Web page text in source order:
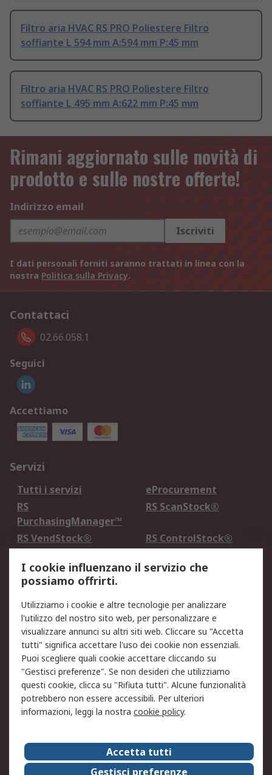
Filtro aria HVAC RS PRO Poliestere Filtro
soffiante L 594 mm A:594 mm P:45 mm
Filtro aria HVAC RS PRO Poliestere Filtro
soffiante L 495 mm A:622 mm P:45 mm
Rimani aggiornato sulle novità di
prodotto e sulle nostre offerte!
Indirizzo email
Iscriviti
I dati personali forniti saranno trattati in linea con la
nostra Politica sulla Privacy.
Contattaci
02.66.058.1
Seguici
Accettiamo
Servizi
Tutti i servizi
eProcurement
RS
PurchasingManager™
RS ScanStock®
RS VendStock®
RS ControlStock®
Legale
Informativa Cookie
Informativa Privacy -
Aggiornata
Email Security
Termini d'uso
Condizioni di vendita
Condizioni generali di
servizio
Etica e responsabilità
Chi Siamo
Chi Siamo
Contattaci
Supporto
ESG
I cookie influenzano il servizio che
possiamo offrirti.
Utilizziamo i cookie e altre tecnologie per analizzare
l'utilizzo del nostro sito web, per personalizzare e
visualizzare annunci su altri siti web. Cliccare su "Accetta
tutti" significa accettare l'uso dei cookie non essenziali.
Puoi scegliere quali cookie accettare cliccando su
"Gestisci preferenze". Se non desideri che utilizziamo
questi cookie, clicca su "Rifiuta tutti". Alcune funzionalità
potrebbero non essere accessibili. Per ulteriori
informazioni, leggi la nostra cookie policy.
Accetta tutti
Gestisci preferenze